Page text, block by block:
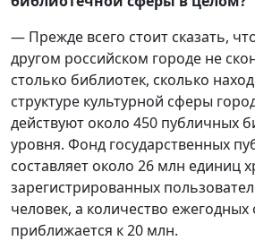
— Прежде всего стоит сказать,
другом российском городе не
столько библиотек, сколько
структуре культурной сферы
действуют около 450 публичных
уровня. Фонд государственных
составляет около 26 млн единиц
зарегистрированных
человек, а количество
приближается к 20 млн.